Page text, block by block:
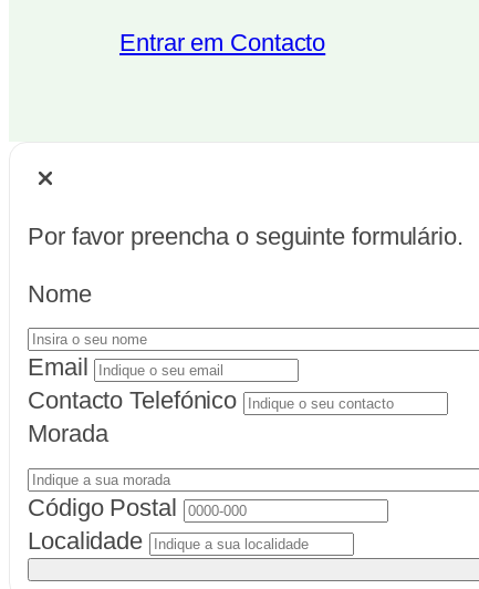
Entrar em Contacto
Por favor preencha o seguinte formulário.
Nome
Email
Contacto Telefónico
Morada
Código Postal
Localidade